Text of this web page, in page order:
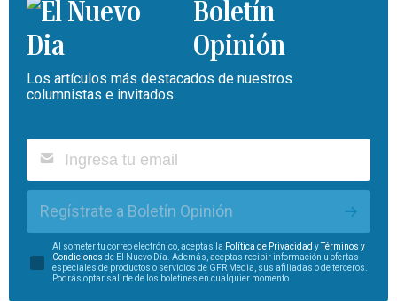
Boletín
Opinión
Los artículos más destacados de nuestros
columnistas e invitados.
Regístrate a Boletín Opinión
Al someter tu correo electrónico, aceptas la Política de Privacidad y
Términos y
Condiciones de El Nuevo Día. Además, aceptas recibir información u ofertas
especiales de productos o servicios de GFR Media, sus afiliadas o de terceros.
Podrás optar salirte de los boletines en cualquier momento.